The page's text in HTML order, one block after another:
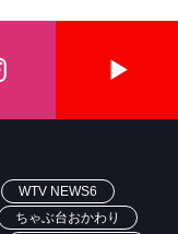
WTV NEWS6
ちゃぶ台おかわり